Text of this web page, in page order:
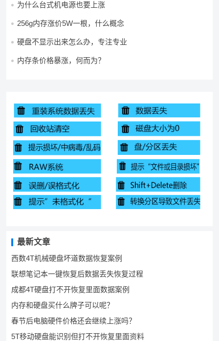
为什么台式机电源也要上涨
256g内存涨价5W一根，什么概念
硬盘不显示出来怎么办，专注专业
内存条价格暴涨，何而为？
最新文章
西数4T机械硬盘坏道数据恢复案例
联想笔记本一键恢复后数据丢失恢复过程
成都4T硬盘打不开恢复里面数据案例
内存和硬盘买什么牌子可以呢？
春节后电脑硬件价格还会继续上涨吗？
5T移动硬盘能识别但打不开恢复里面资料